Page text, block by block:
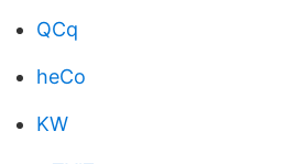
QCq
heCo
KW